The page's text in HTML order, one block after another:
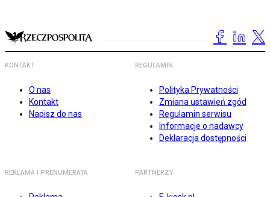
KONTAKT
O nas
Kontakt
Napisz do nas
REGULAMIN
Polityka Prywatności
Zmiana ustawień zgód
Regulamin serwisu
Informacje o nadawcy
Deklaracja dostępności
REKLAMA I PRENUMERATA PARTNERZY